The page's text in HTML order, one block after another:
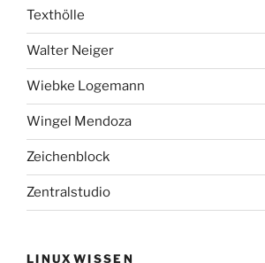
Texthölle
Walter Neiger
Wiebke Logemann
Wingel Mendoza
Zeichenblock
Zentralstudio
LINUXWISSEN